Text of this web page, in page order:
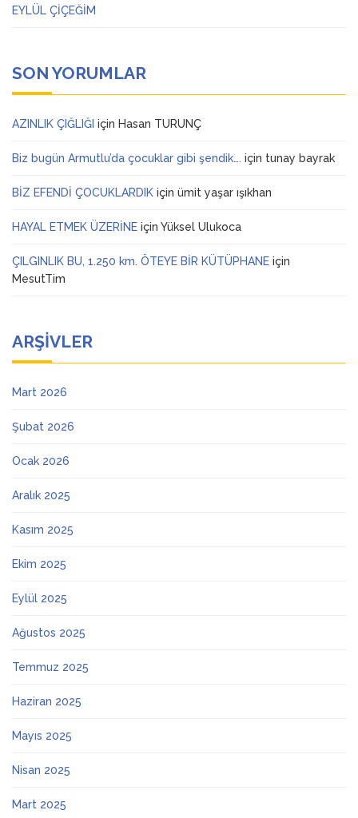
EYLÜL ÇİÇEĞİM
SON YORUMLAR
AZINLIK ÇIĞLIĞI için Hasan TURUNÇ
Biz bugün Armutlu’da çocuklar gibi şendik…. için tunay bayrak
BİZ EFENDİ ÇOCUKLARDIK için ümit yaşar ışıkhan
HAYAL ETMEK ÜZERİNE için Yüksel Ulukoca
ÇILGINLIK BU, 1.250 km. ÖTEYE BİR KÜTÜPHANE için
MesutTim
ARŞIVLER
Mart 2026
Şubat 2026
Ocak 2026
Aralık 2025
Kasım 2025
Ekim 2025
Eylül 2025
Ağustos 2025
Temmuz 2025
Haziran 2025
Mayıs 2025
Nisan 2025
Mart 2025